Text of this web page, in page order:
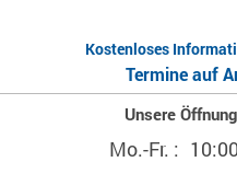
Kostenloses
Termine auf
Unsere
Mo.-Fr. :